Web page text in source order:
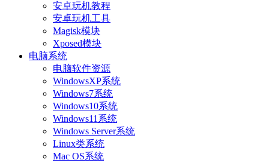
安卓玩机教程
安卓玩机工具
Magisk模块
Xposed模块
电脑系统
电脑软件资源
WindowsXP系统
Windows7系统
Windows10系统
Windows11系统
Windows Server系统
Linux类系统
Mac OS系统